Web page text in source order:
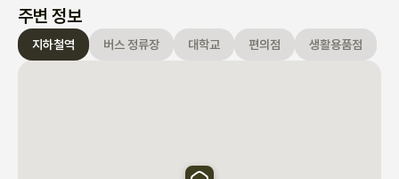
(약간의 조정이 필요하시면, 저희에게 연락해 주시기 바랍니다.)
📎 체크인 당일 아침, 자세한 안내는 채팅을 통해 보내드리겠습니
다.
주변 정보
지하철역 버스 정류장 대학교 편의점 생활용품점